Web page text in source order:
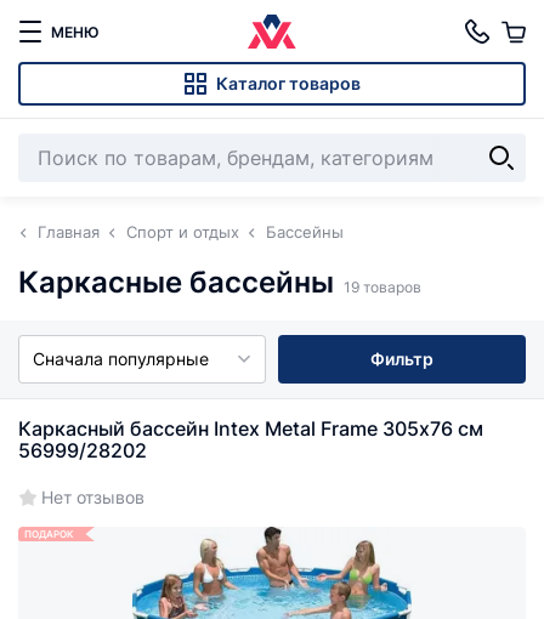
МЕНЮ
Каталог товаров
Главная Спорт и отдых Бассейны
Каркасные бассейны 19 товаров
Сначала популярные Фильтр
Каркасный бассейн Intex Metal Frame 305х76 см
56999/28202
Нет отзывов
ПОДАРОК